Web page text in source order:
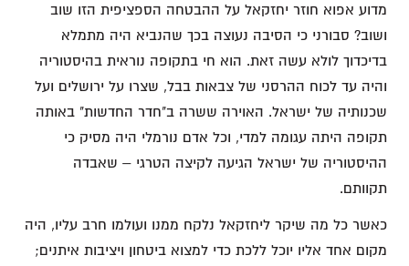
מדוע אפוא חוזר יחזקאל על ההבטחה הספציפית הזו שוב
ושוב? סבורני כי הסיבה נעוצה בכך שהנביא היה מתמלא
בדיכדוך לולא עשה זאת. הוא חי בתקופה נוראית בהיסטוריה
והיה עד לכוח ההרסני של צבאות בבל, שצרו על ירושלים ועל
שכנותיה של ישראל. האוירה ששרה ב"חדר החדשות" באותה
תקופה היתה עגומה למדי, וכל אדם נורמלי היה מסיק כי
ההיסטוריה של ישראל הגיעה לקיצה הטרגי – שאבדה
תקוותם.
כאשר כל מה שיקר ליחזקאל נלקח ממנו ועולמו חרב עליו, היה
מקום אחד אליו יוכל ללכת כדי למצוא ביטחון ויציבות איתנים;